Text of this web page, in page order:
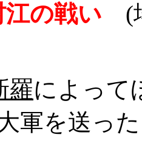
の戦い (
羅によって
軍を送った